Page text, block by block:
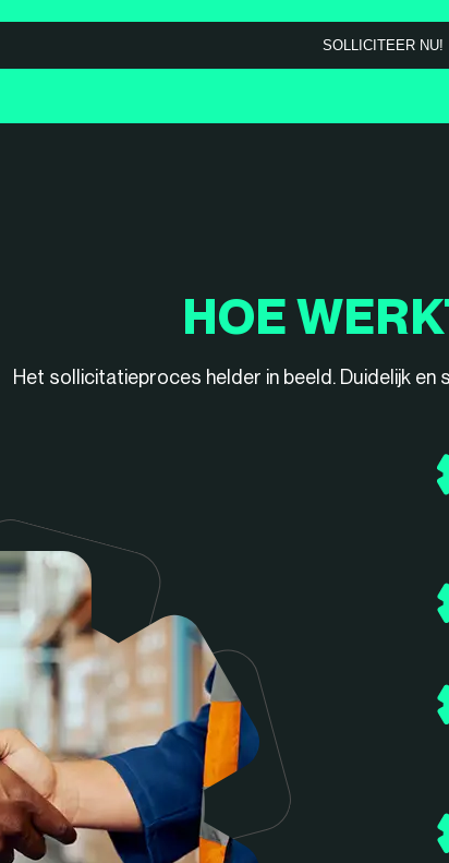
HOE
Het sollicitatieproces helder in beeld. Duidelijk en